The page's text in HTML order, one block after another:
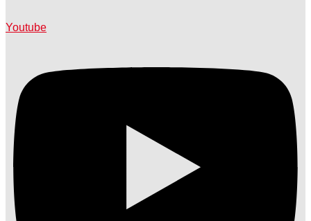
Youtube